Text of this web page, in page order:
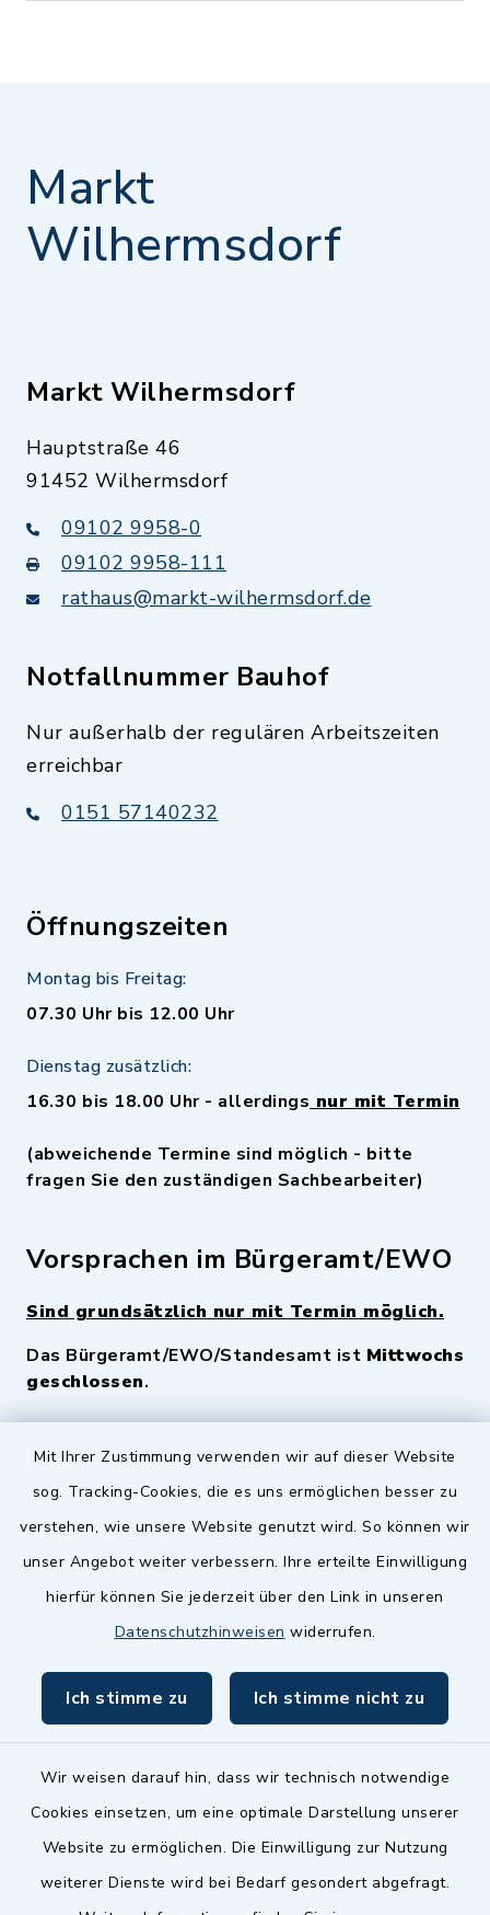
Mit Ihrer Zustimmung verwenden wir auf dieser Website
sog. Tracking-Cookies, die es uns ermöglichen besser zu
verstehen, wie unsere Website genutzt wird. So können wir
unser Angebot weiter verbessern. Ihre erteilte Einwilligung
hierfür können Sie jederzeit über den Link in unseren
Datenschutzhinweisen widerrufen.
Ich stimme zu Ich stimme nicht zu
Wir weisen darauf hin, dass wir technisch notwendige
Cookies einsetzen, um eine optimale Darstellung unserer
Website zu ermöglichen. Die Einwilligung zur Nutzung
weiterer Dienste wird bei Bedarf gesondert abgefragt.
Markt
Wilhermsdorf
Markt Wilhermsdorf
Hauptstraße 46
91452 Wilhermsdorf
09102 9958-0
09102 9958-111
rathaus@markt-wilhermsdorf.de
Notfallnummer Bauhof
Nur außerhalb der regulären Arbeitszeiten
erreichbar
0151 57140232
Öffnungszeiten
Montag bis Freitag:
07.30 Uhr bis 12.00 Uhr
Dienstag zusätzlich:
16.30 bis 18.00 Uhr - allerdings nur mit Termin
(abweichende Termine sind möglich - bitte
fragen Sie den zuständigen Sachbearbeiter)
Vorsprachen im Bürgeramt/EWO
Sind grundsätzlich nur mit Termin möglich.
Das Bürgeramt/EWO/Standesamt ist Mittwochs
geschlossen.
Quicklinks
Zenngrund Allianz
Dillenberggruppe
inixmedia GmbH